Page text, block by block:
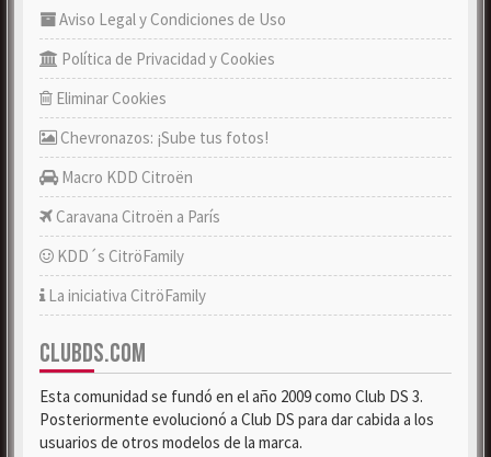
Aviso Legal y Condiciones de Uso
Política de Privacidad y Cookies
Eliminar Cookies
Chevronazos: ¡Sube tus fotos!
Macro KDD Citroën
Caravana Citroën a París
KDD´s CitröFamily
La iniciativa CitröFamily
CLUBDS.COM
Esta comunidad se fundó en el año 2009 como Club DS 3.
Posteriormente evolucionó a Club DS para dar cabida a los
usuarios de otros modelos de la marca.